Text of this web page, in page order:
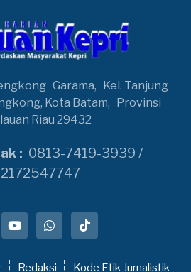
Garama, Kel. Tanjung
Kota Batam, Provinsi
Riau 29432
: 0813-7419-3939 /
Redaksi Kode Etik Jurnalistik